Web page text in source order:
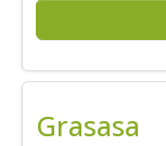
Grasasa